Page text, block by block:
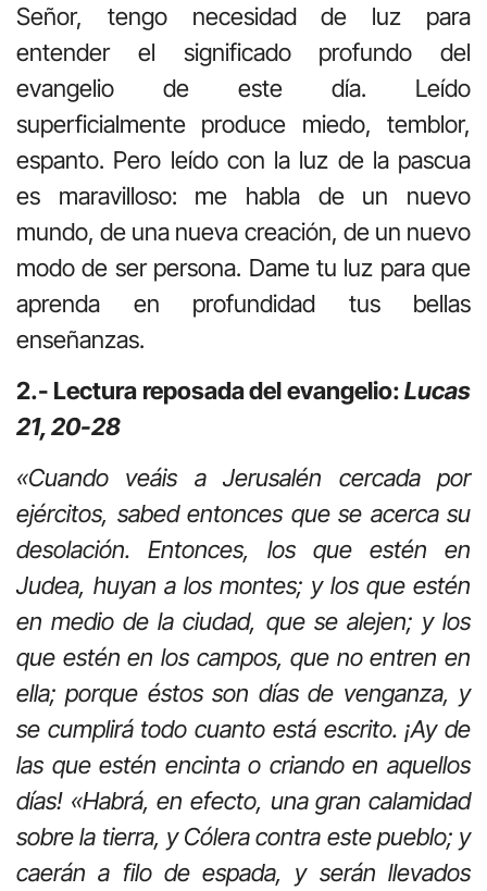
Señor, tengo necesidad de luz para
entender el significado profundo del
evangelio de este día. Leído
superficialmente produce miedo, temblor,
espanto. Pero leído con la luz de la pascua
es maravilloso: me habla de un nuevo
mundo, de una nueva creación, de un nuevo
modo de ser persona. Dame tu luz para que
aprenda en profundidad tus bellas
enseñanzas.
2.- Lectura reposada del evangelio:Lucas
21, 20-28
«Cuando veáis a Jerusalén cercada por
ejércitos, sabed entonces que se acerca su
desolación. Entonces, los que estén en
Judea, huyan a los montes; y los que estén
en medio de la ciudad, que se alejen; y los
que estén en los campos, que no entren en
ella; porque éstos son días de venganza, y
se cumplirá todo cuanto está escrito. ¡Ay de
las que estén encinta o criando en aquellos
días! «Habrá, en efecto, una gran calamidad
sobre la tierra, y Cólera contra este pueblo; y
caerán a filo de espada, y serán llevados